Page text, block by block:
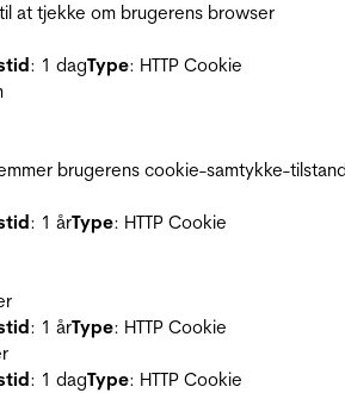
at tjekke om brugerens browser
: 1 dagType: HTTP Cookie
brugerens cookie-samtykke-
: 1 årType: HTTP Cookie
: 1 årType: HTTP Cookie
: 1 dagType: HTTP Cookie